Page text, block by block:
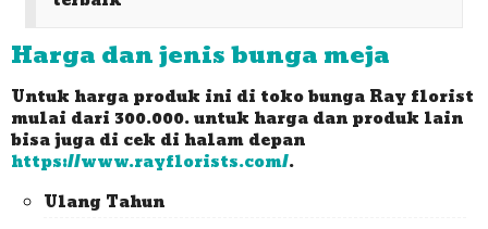
Harga dan jenis bunga meja
Untuk harga produk ini di toko bunga Ray florist
mulai dari 300.000. untuk harga dan produk lain
bisa juga di cek di halam depan
https://www.rayflorists.com/.
Ulang Tahun